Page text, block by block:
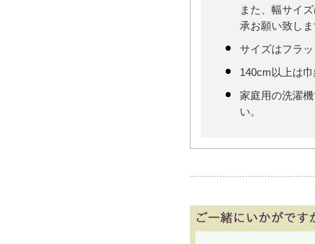
また、幅サイ
承お願い致し
サイズはフラ
140cm以上は
家庭用の洗濯
い。